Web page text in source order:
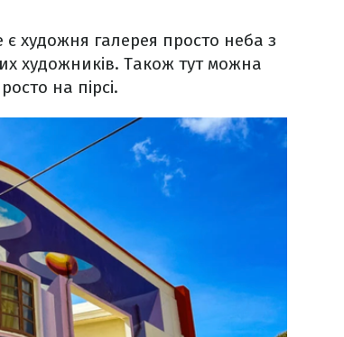
є художня галерея просто неба з
художників. Також тут можна
на пірсі.